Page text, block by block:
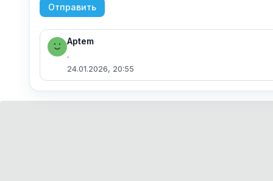
Отправить
Aptem
24.01.2026, 20:55